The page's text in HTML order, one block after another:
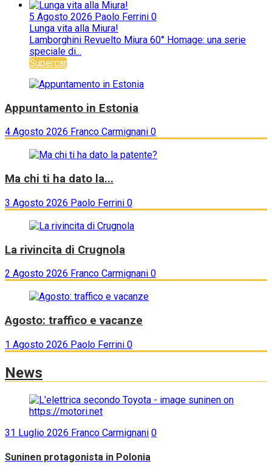
5 Agosto 2026 Paolo Ferrini 0
Lunga vita alla Miura!
Lamborghini Revuelto Miura 60° Homage: una serie
speciale di...
Supercar
Appuntamento in Estonia
4 Agosto 2026 Franco Carmignani 0
Ma chi ti ha dato la...
3 Agosto 2026 Paolo Ferrini 0
La rivincita di Crugnola
2 Agosto 2026 Franco Carmignani 0
Agosto: traffico e vacanze
1 Agosto 2026 Paolo Ferrini 0
News
31 Luglio 2026 Franco Carmignani 0
Suninen protagonista in Polonia